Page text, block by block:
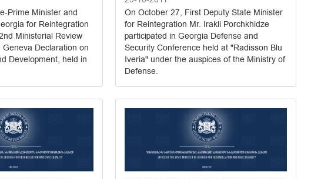
Prime Minister and
for Reintegration
Ministerial Review
Declaration on
Development, held in
On October 27, First Deputy State Minister
for Reintegration Mr. Irakli Porchkhidze
participated in Georgia Defense and
Security Conference held at "Radisson Blu
Iveria" under the auspices of the Ministry of
Defense.